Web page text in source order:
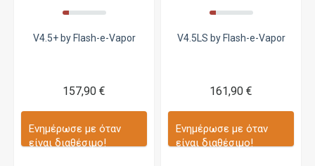
V4.5+ by Flash-e-Vapor
157,90 €
Ενημέρωσε με όταν
είναι διαθέσιμο!
V4.5LS by Flash-e-Vapor
161,90 €
Ενημέρωσε με όταν
είναι διαθέσιμο!